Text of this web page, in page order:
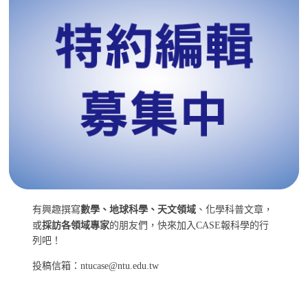
有興趣撰寫數學、地球科學、天文領域 、化學科普文章，
或採訪各領域專家的朋友們，快來加入CASE報科學的行
列吧！
投稿信箱：ntucase@ntu.edu.tw